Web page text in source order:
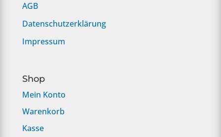
AGB
Datenschutzerklärung
Impressum
Shop
Mein Konto
Warenkorb
Kasse